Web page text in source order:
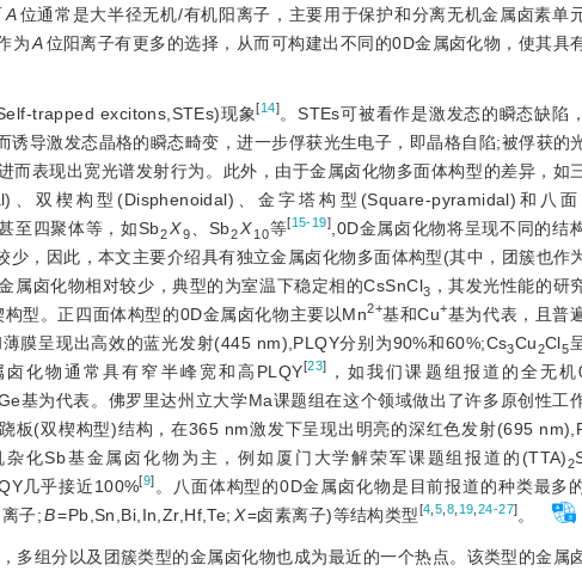
A位通常是大半径无机/有机阳离子，主要用于保护和分离无机金属卤素单
为A位阳离子有更多的选择，从而可构建出不同的0D金属卤化物，使其具
trapped excitons,STEs)现象[14] 。STEs可被看作是激发态的瞬态缺陷
导激发态晶格的瞬态畸变，进一步俘获光生电子，即晶格自陷;被俘获的
而表现出宽光谱发射行为。此外，由于金属卤化物多面体构型的差异，如
、双楔构型(Disphenoidal)、金字塔构型(Square-pyramidal)和八
至四聚体等，如Sb2 X9 、Sb2 X 10等[15-19] ,0D金属卤化物将呈现不同的结
，因此，本文主要介绍具有独立金属卤化物多面体构型(其中，团簇也作
属卤化物相对较少，典型的为室温下稳定相的CsSnCl3 ，其发光性能的研
型。正四面体构型的0D金属卤化物主要以Mn2+基和Cu+基为代表，且普
膜呈现出高效的蓝光发射(445 nm),PLQY分别为90%和60%;Cs3Cu2Cl5
卤化物通常具有窄半峰宽和高PLQY[23]
，如我们课题组报道的全无机
基为代表。佛罗里达州立大学Ma课题组在这个领域做出了许多原创性工
板(双楔构型)结构，在365 nm激发下呈现出明亮的深红色发射(695
化Sb基金属卤化物为主，例如厦门大学解荣军课题组报道的(TTA)2
几乎接近100%[9] 。八面体构型的0D金属卤化物是目前报道的种类最多
子;B=Pb,Sn,Bi,In,Zr,Hf,Te; X=卤素离子)等结构类型 [4 5 8 19 24-27] 。
多组分以及团簇类型的金属卤化物也成为最近的一个热点。该类型的金属